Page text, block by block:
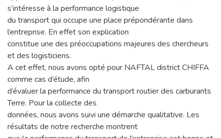
s’intéresse à la performance logistique
du transport qui occupe une place prépondérante dans
l’entreprise. En effet son explication
constitue une des préoccupations majeures des chercheurs
et des logisticiens.
A cet effet, nous avons opté pour NAFTAL district CHIFFA
comme cas d’étude, afin
d’évaluer la performance du transport routier des carburants
Terre. Pour la collecte des
données, nous avons suivi une démarche qualitative. Les
résultats de notre recherche montrent